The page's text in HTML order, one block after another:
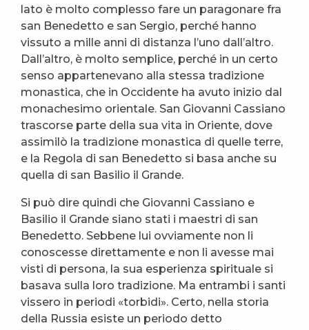
lato è molto complesso fare un paragonare fra
san Benedetto e san Sergio, perché hanno
vissuto a mille anni di distanza l’uno dall’altro.
Dall’altro, è molto semplice, perché in un certo
senso appartenevano alla stessa tradizione
monastica, che in Occidente ha avuto inizio dal
monachesimo orientale. San Giovanni Cassiano
trascorse parte della sua vita in Oriente, dove
assimilò la tradizione monastica di quelle terre,
e la Regola di san Benedetto si basa anche su
quella di san Basilio il Grande.
Si può dire quindi che Giovanni Cassiano e
Basilio il Grande siano stati i maestri di san
Benedetto. Sebbene lui ovviamente non li
conoscesse direttamente e non li avesse mai
visti di persona, la sua esperienza spirituale si
basava sulla loro tradizione. Ma entrambi i santi
vissero in periodi «torbidi». Certo, nella storia
della Russia esiste un periodo detto